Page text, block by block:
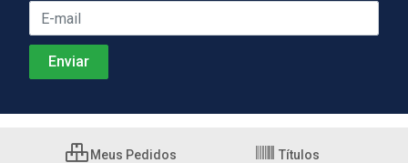
Meus Pedidos Títulos